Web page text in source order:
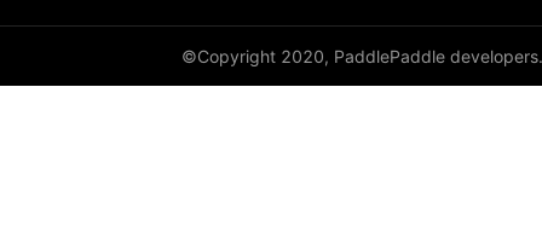
©Copyright 2020, PaddlePaddle developers.